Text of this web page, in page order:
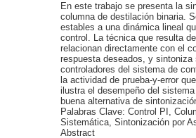
En este trabajo se presenta la
columna de destilación binaria.
estables a una dinámica lineal
control. La técnica que resulta
relacionan directamente con el
respuesta deseados, y
controladores del sistema de
la actividad de prueba-y-error
ilustra el desempeño del
buena alternativa de
Palabras Clave: Control PI,
Sistemática, Sintonización por
Abstract